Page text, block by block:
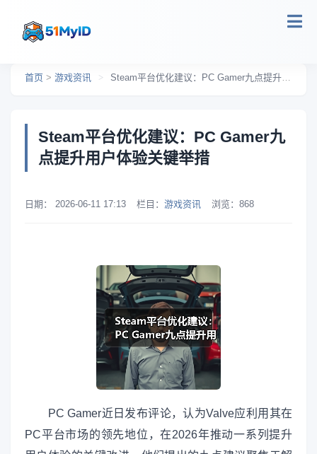
首页 > 游戏资讯 > Steam平台优化建议：PC Gamer九点提升用户体验关键举措
Steam平台优化建议：PC Gamer九
点提升用户体验关键举措
日期： 2026-06-11 17:13 栏目： 游戏资讯 浏览： 868
PC Gamer近日发布评论，认为Valve应利用其在
PC平台市场的领先地位，在2026年推动一系列提升